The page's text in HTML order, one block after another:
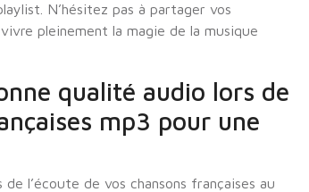
N’hésitez pas à partager vos
pleinement la magie de la musique
qualité audio lors de
mp3 pour une
l’écoute de vos chansons françaises au